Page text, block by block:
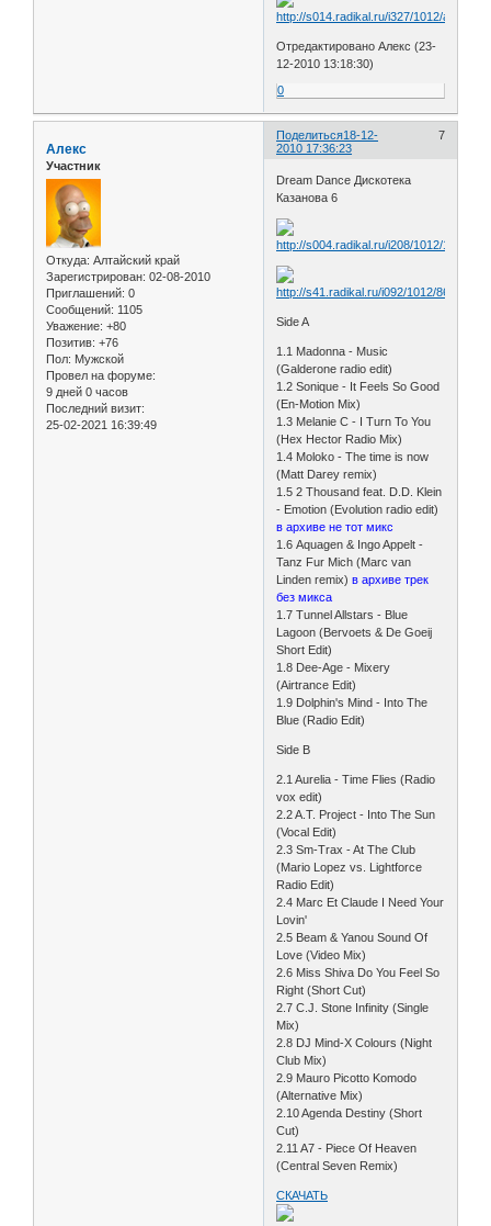
Отредактировано Алекс (23-
12-2010 13:18:30)
0
Поделиться 7
18-12-
2010 17:36:23
Алекс
Участник
Откуда: Алтайский край
Зарегистрирован: 02-08-2010
Приглашений: 0
Сообщений: 1105
Уважение: +80
Позитив: +76
Пол: Мужской
Провел на форуме:
9 дней 0 часов
Последний визит:
25-02-2021 16:39:49
Dream Dance Дискотека
Казанова 6
Side A
1.1 Madonna - Music
(Galderone radio edit)
1.2 Sonique - It Feels So Good
(En-Motion Mix)
1.3 Melanie C - I Turn To You
(Hex Hector Radio Mix)
1.4 Moloko - The time is now
(Matt Darey remix)
1.5 2 Thousand feat. D.D. Klein
- Emotion (Evolution radio edit)
в архиве не тот микс
1.6 Aquagen & Ingo Appelt -
Tanz Fur Mich (Marc van
Linden remix)в архиве трек
без микса
1.7 Tunnel Allstars - Blue
Lagoon (Bervoets & De Goeij
Short Edit)
1.8 Dee-Age - Mixery
(Airtrance Edit)
1.9 Dolphin's Mind - Into The
Blue (Radio Edit)
Side B
2.1 Aurelia - Time Flies (Radio
vox edit)
2.2 A.T. Project - Into The Sun
(Vocal Edit)
2.3 Sm-Trax - At The Club
(Mario Lopez vs. Lightforce
Radio Edit)
2.4 Marc Et Claude I Need Your
Lovin'
2.5 Beam & Yanou Sound Of
Love (Video Mix)
2.6 Miss Shiva Do You Feel So
Right (Short Cut)
2.7 C.J. Stone Infinity (Single
Mix)
2.8 DJ Mind-X Colours (Night
Club Mix)
2.9 Mauro Picotto Komodo
(Alternative Mix)
2.10 Agenda Destiny (Short
Cut)
2.11 A7 - Piece Of Heaven
(Central Seven Remix)
СКАЧАТЬ